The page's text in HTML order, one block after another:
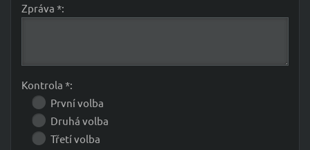
Zpráva *:
Kontrola *:
První volba
Druhá volba
Třetí volba